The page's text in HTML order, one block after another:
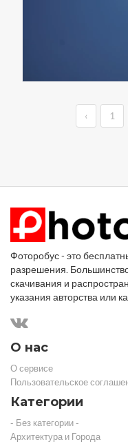
‹ 1
Фоторобус - это
разрешения.
скачивания и
указания авторства или
О нас
О сервисе
Пользовательское
Категории
- Без категории -
Архитектура и Города